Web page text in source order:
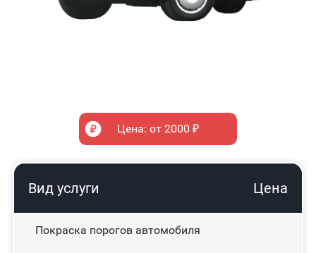
Цена: от 2000 ₽
Вид услуги Цена
Покраска порогов автомобиля